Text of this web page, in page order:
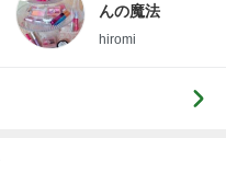
んの魔法
hiromi